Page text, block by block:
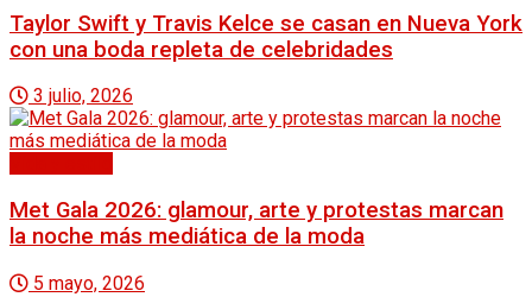
Taylor Swift y Travis Kelce se casan en Nueva York
con una boda repleta de celebridades
3 julio, 2026
Met Gala 2026: glamour, arte y protestas marcan
la noche más mediática de la moda
5 mayo, 2026